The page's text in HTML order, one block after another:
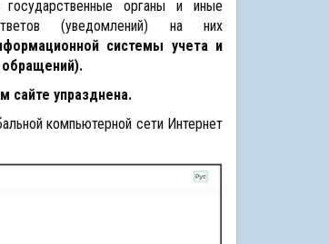
государственные органы и иные
(уведомлений) на них
системы учета и
сайте упразднена.
компьютерной сети Интернет